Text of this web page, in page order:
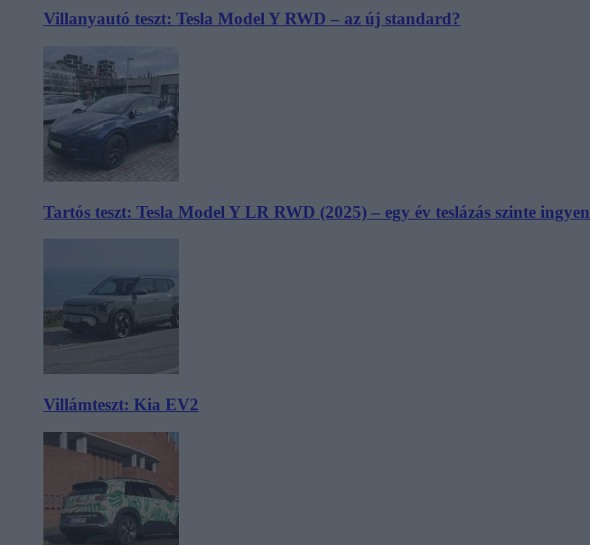
Villanyautó teszt: Tesla Model Y RWD – az új standard?
Tartós teszt: Tesla Model Y LR RWD (2025) – egy év teslázás szinte ingyen
Villámteszt: Kia EV2